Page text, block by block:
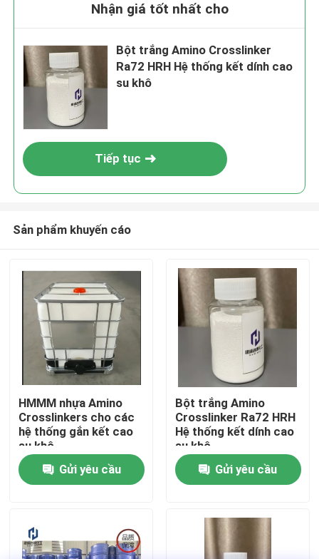
Nhà
Video
Nhận giá tốt nhất cho
Bột trắng Amino Crosslinker
Ra72 HRH Hệ thống kết dính cao
su khô
Tiếp tục
Sản phẩm khuyến cáo
HMMM nhựa Amino
Crosslinkers cho các
hệ thống gắn kết cao
su khô
Gửi yêu cầu
Bột trắng Amino
Crosslinker Ra72 HRH
Hệ thống kết dính cao
su khô
Gửi yêu cầu